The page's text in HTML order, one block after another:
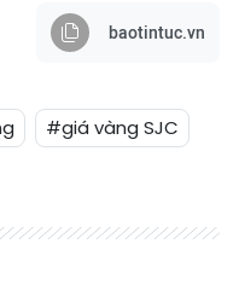
baotintuc.vn
#giá vàng SJC